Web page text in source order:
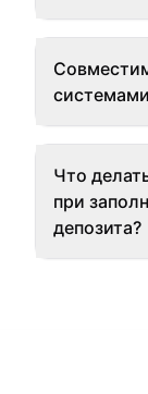
Что
при
депозита?